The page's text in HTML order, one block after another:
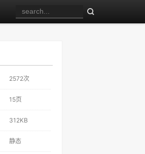
2572次
15页
312KB
静态